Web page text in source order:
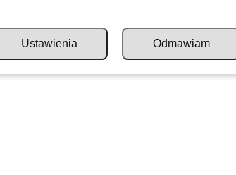
Ustawienia Odmawiam